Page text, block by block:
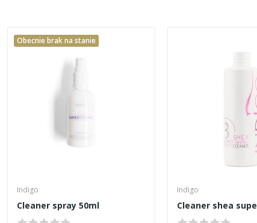
Obecnie brak na stanie
Indigo
Cleaner spray 50ml
Indigo